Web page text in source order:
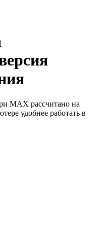
MAX рассчитано на
удобнее работать в